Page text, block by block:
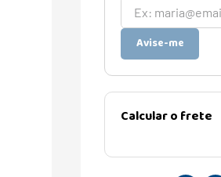
Avise-me
Calcular o frete